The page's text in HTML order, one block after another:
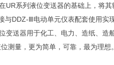
列液位变送器的基础上，将其输
与DDZ-Ⅲ电动单元仪表配套使用
用于化工、电力、造纸、造船
测量，更为简单，可靠，最为理